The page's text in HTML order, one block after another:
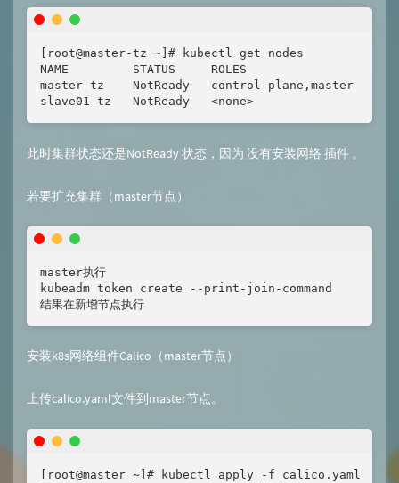
[root@master-tz ~]# kubectl get nodes
NAME         STATUS     ROLES                  AGE
master-tz    NotReady   control-plane,master
slave01-tz   NotReady   <none>
此时集群状态还是NotReady 状态，因为 没有安装网络 插件 。
若要扩充集群（master节点）
master执行
kubeadm token create --print-join-command
结果在新增节点执行
安装k8s网络组件Calico（master节点）
上传calico.yaml文件到master节点。
[root@master ~]# kubectl apply -f calico.yaml